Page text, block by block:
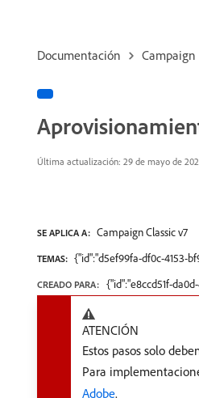
Documentación Campaign
Última actualización: 29 de mayo de
SE APLICA A: Campaign Classic v7
TEMAS: {"id":"d5ef99fa-df0c-4153-
CREADO PARA: {"id":"e8ccd51f-
ATENCIÓN
Estos pasos solo
Para
Adobe.